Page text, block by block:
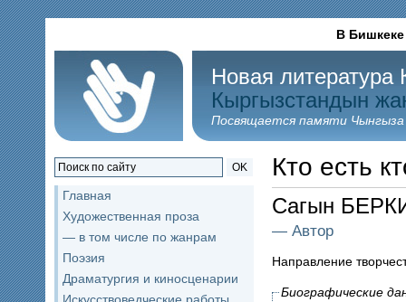
В Бишкеке
Новая литература
Кыргызстандын
Посвящается памяти
OK
Главная
Художественная проза
— в том числе по жанрам
Поэзия
Драматургия и киносценарии
Кто есть
Сагын
— Автор
Направление
Биографические